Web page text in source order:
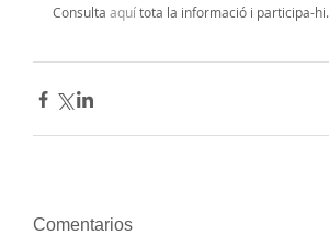
Consulta aquí tota la informació i participa-hi.
Comentarios